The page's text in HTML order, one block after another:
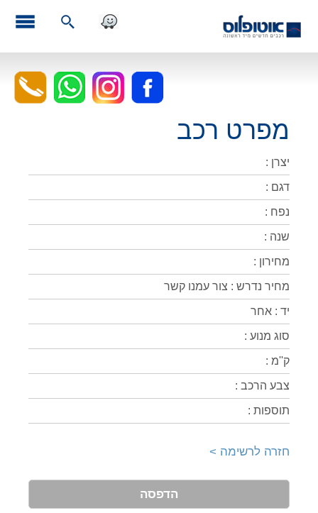
מפרט רכב
יצרן :
דגם :
נפח :
שנה :
מחירון :
מחיר נדרש : צור עמנו קשר
יד : אחר
סוג מנוע :
ק''מ :
צבע הרכב :
תוספות :
חזרה לרשימה >
הדפסה